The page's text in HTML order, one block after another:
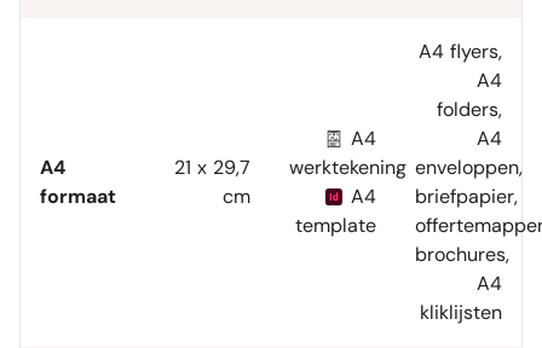
A4
formaat
21 x 29,7
cm
A4
werktekening
A4
template
A4 flyers,
A4
folders,
A4
enveloppen,
briefpapier,
brochures,
A4
kliklijsten